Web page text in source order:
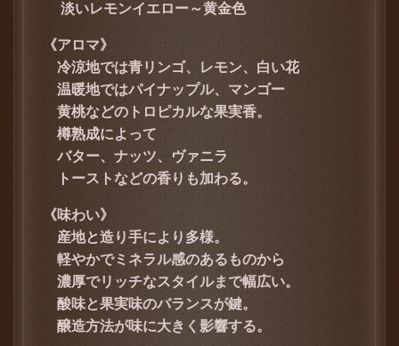
淡いレモンイエロー～黄金色
《アロマ》
冷涼地では青リンゴ、レモン、白い花
温暖地ではパイナップル、マンゴー
黄桃などのトロピカルな果実香。
樽熟成によって
バター、ナッツ、ヴァニラ
トーストなどの香りも加わる。
《味わい》
産地と造り手により多様。
軽やかでミネラル感のあるものから
濃厚でリッチなスタイルまで幅広い。
酸味と果実味のバランスが鍵。
醸造方法が味に大きく影響する。